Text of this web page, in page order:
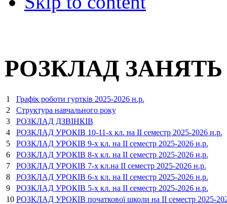
РОЗКЛАД ЗАНЯТЬ
1
Графік роботи гуртків 2025-2026 н.р.
2
Структура навчального року
3
РОЗКЛАД ДЗВІНКІВ
4
РОЗКЛАД УРОКІВ 10-11-х кл. на ІІ семестр 2025-2026 н.р.
5
РОЗКЛАД УРОКІВ 9-х кл. на ІІ семестр 2025-2026 н.р.
6
РОЗКЛАД УРОКІВ 8-х кл. на ІІ семестр 2025-2026 н.р.
7
РОЗКЛАД УРОКІВ 7-х кл.на ІІ семестр 2025-2026 н.р.
8
РОЗКЛАД УРОКІВ 6-х кл. на ІІ семестр 2025-2026 н.р.
9
РОЗКЛАД УРОКІВ 5-х кл. на ІІ семестр 2025-2026 н.р.
10 РОЗКЛАД УРОКІВ початкової школи на IІ семестр 2025-